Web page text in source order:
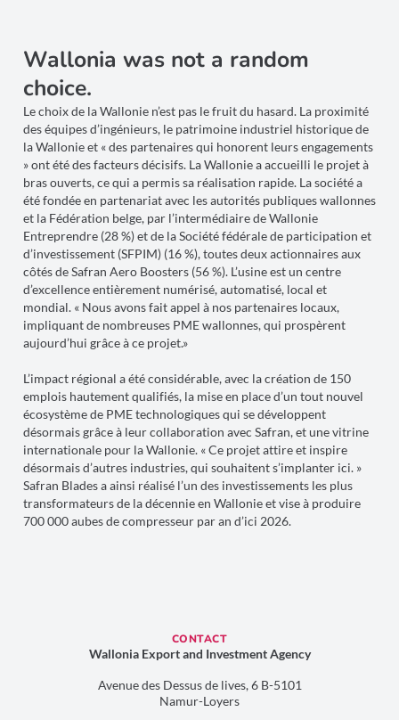
Wallonia was not a random
choice.
Le choix de la Wallonie n’est pas le fruit du hasard. La proximité
des équipes d’ingénieurs, le patrimoine industriel historique de
la Wallonie et « des partenaires qui honorent leurs engagements
» ont été des facteurs décisifs. La Wallonie a accueilli le projet à
bras ouverts, ce qui a permis sa réalisation rapide. La société a
été fondée en partenariat avec les autorités publiques wallonnes
et la Fédération belge, par l’intermédiaire de Wallonie
Entreprendre (28 %) et de la Société fédérale de participation et
d’investissement (SFPIM) (16 %), toutes deux actionnaires aux
côtés de Safran Aero Boosters (56 %). L’usine est un centre
d’excellence entièrement numérisé, automatisé, local et
mondial. « Nous avons fait appel à nos partenaires locaux,
impliquant de nombreuses PME wallonnes, qui prospèrent
aujourd’hui grâce à ce projet.»
L’impact régional a été considérable, avec la création de 150
emplois hautement qualifiés, la mise en place d’un tout nouvel
écosystème de PME technologiques qui se développent
désormais grâce à leur collaboration avec Safran, et une vitrine
internationale pour la Wallonie. « Ce projet attire et inspire
désormais d’autres industries, qui souhaitent s’implanter ici. »
Safran Blades a ainsi réalisé l’un des investissements les plus
transformateurs de la décennie en Wallonie et vise à produire
700 000 aubes de compresseur par an d’ici 2026.
CONTACT
Wallonia Export and Investment Agency
Avenue des Dessus de lives, 6 B-5101
Namur-Loyers